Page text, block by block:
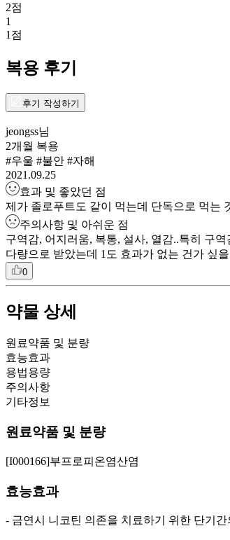
2점
1
1 점
복용 후기
후기 작성하기
jeongss님
2개월 복용
#우울 #불안 #자해
2021.09.25
효과 및 좋았던 점
제가 졸로푸트도 같이 먹는데 단독으로 먹는
주의사항 및 아쉬운 점
구역감, 어지러움, 복통, 설사, 열감..특히 구
다량으로 받았는데 1도 효과가 없는 건가 싶
0
약물 상세
원료약품 및 분량
효능효과
용법용량
주의사항
기타정보
원료약품 및 분량
[I000166]부프로피온염산염
효능효과
- 금연시 니코틴 의존을 치료하기 위한 단기